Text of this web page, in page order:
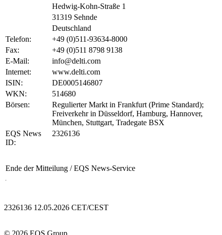
Hedwig-Kohn-Straße 1
31319 Sehnde
Deutschland
Telefon:
+49 (0)511-93634-8000
Fax:
+49 (0)511 8798 9138
E-Mail:
info@delti.com
Internet:
www.delti.com
ISIN:
DE0005146807
WKN:
514680
Börsen:
Regulierter Markt in Frankfurt (Prime Standard);
Freiverkehr in Düsseldorf, Hamburg, Hannover,
München, Stuttgart, Tradegate BSX
EQS News
ID:
2326136
Ende der Mitteilung / EQS News-Service
2326136 12.05.2026 CET/CEST
© 2026 EQS Group